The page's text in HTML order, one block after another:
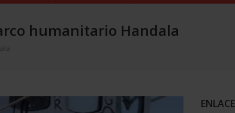
humanitario Handala